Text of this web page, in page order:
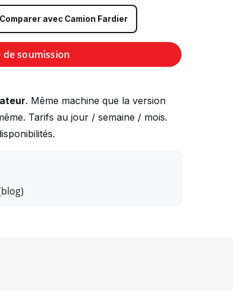
avec Camion Fardier
de soumission
. Même machine que la version
Tarifs au jour / semaine / mois.